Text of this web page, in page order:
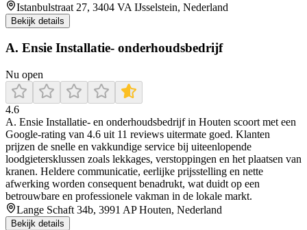
Istanbulstraat 27, 3404 VA IJsselstein, Nederland
Bekijk details
A. Ensie Installatie- onderhoudsbedrijf
Nu open
4.6
A. Ensie Installatie- en onderhoudsbedrijf in Houten scoort met een
Google-rating van 4.6 uit 11 reviews uitermate goed. Klanten
prijzen de snelle en vakkundige service bij uiteenlopende
loodgietersklussen zoals lekkages, verstoppingen en het plaatsen van
kranen. Heldere communicatie, eerlijke prijsstelling en nette
afwerking worden consequent benadrukt, wat duidt op een
betrouwbare en professionele vakman in de lokale markt.
Lange Schaft 34b, 3991 AP Houten, Nederland
Bekijk details